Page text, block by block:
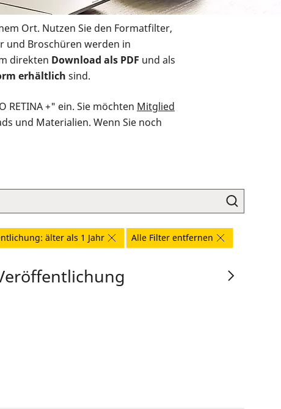
Ort. Nutzen Sie den Formatfilter,
und Broschüren werden in
direkten Download als PDF und als
erhältlich sind.
RETINA +" ein. Sie möchten Mitglied
und Materialien. Wenn Sie noch
älter als 1 Jahr Alle Filter entfernen